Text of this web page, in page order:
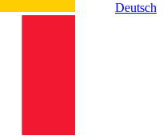
Deutsch